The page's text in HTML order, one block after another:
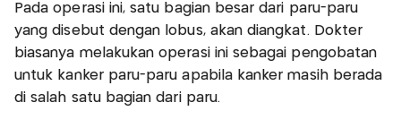
Pada operasi ini, satu bagian besar dari paru-paru
yang disebut dengan lobus, akan diangkat. Dokter
biasanya melakukan operasi ini sebagai pengobatan
untuk kanker paru-paru apabila kanker masih berada
di salah satu bagian dari paru.